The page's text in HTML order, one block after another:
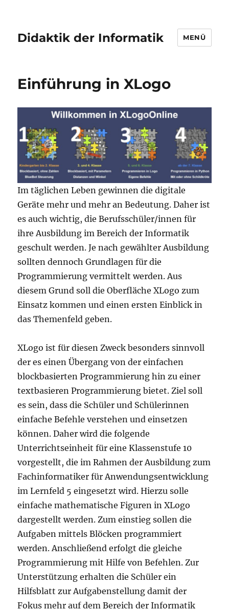
Didaktik der Informatik MENÜ
Einführung in XLogo
Im täglichen Leben gewinnen die digitale
Geräte mehr und mehr an Bedeutung. Daher ist
es auch wichtig, die Berufsschüler/innen für
ihre Ausbildung im Bereich der Informatik
geschult werden. Je nach gewählter Ausbildung
sollten dennoch Grundlagen für die
Programmierung vermittelt werden. Aus
diesem Grund soll die Oberfläche XLogo zum
Einsatz kommen und einen ersten Einblick in
das Themenfeld geben.
XLogo ist für diesen Zweck besonders sinnvoll
der es einen Übergang von der einfachen
blockbasierten Programmierung hin zu einer
textbasieren Programmierung bietet. Ziel soll
es sein, dass die Schüler und Schülerinnen
einfache Befehle verstehen und einsetzen
können. Daher wird die folgende
Unterrichtseinheit für eine Klassenstufe 10
vorgestellt, die im Rahmen der Ausbildung zum
Fachinformatiker für Anwendungsentwicklung
im Lernfeld 5 eingesetzt wird. Hierzu solle
einfache mathematische Figuren in XLogo
dargestellt werden. Zum einstieg sollen die
Aufgaben mittels Blöcken programmiert
werden. Anschließend erfolgt die gleiche
Programmierung mit Hilfe von Befehlen. Zur
Unterstützung erhalten die Schüler ein
Hilfsblatt zur Aufgabenstellung damit der
Fokus mehr auf dem Bereich der Informatik